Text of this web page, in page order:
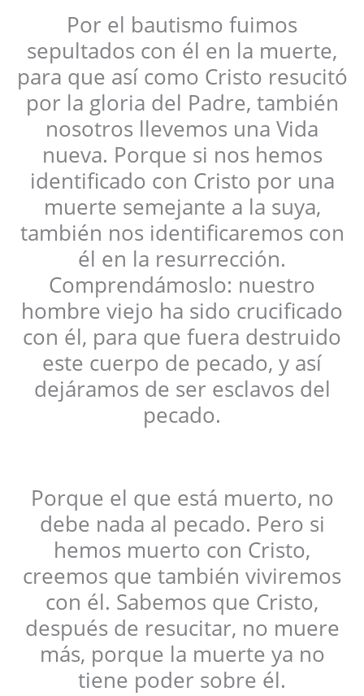
Por el bautismo fuimos
sepultados con él en la muerte,
para que así como Cristo resucitó
por la gloria del Padre, también
nosotros llevemos una Vida
nueva. Porque si nos hemos
identificado con Cristo por una
muerte semejante a la suya,
también nos identificaremos con
él en la resurrección.
Comprendámoslo: nuestro
hombre viejo ha sido crucificado
con él, para que fuera destruido
este cuerpo de pecado, y así
dejáramos de ser esclavos del
pecado.
Porque el que está muerto, no
debe nada al pecado. Pero si
hemos muerto con Cristo,
creemos que también viviremos
con él. Sabemos que Cristo,
después de resucitar, no muere
más, porque la muerte ya no
tiene poder sobre él.